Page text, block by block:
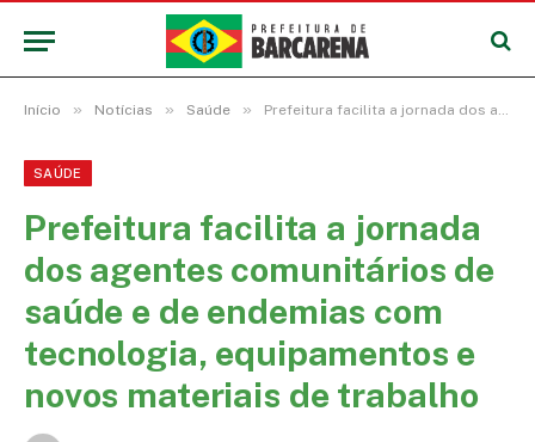
Início » Notícias » Saúde » Prefeitura facilita a jornada dos agentes comunitários de saúde e de endemias com tecnologia, equipamentos e novos materiais de trabalho
SAÚDE
Prefeitura facilita a jornada
dos agentes comunitários de
saúde e de endemias com
tecnologia, equipamentos e
novos materiais de trabalho